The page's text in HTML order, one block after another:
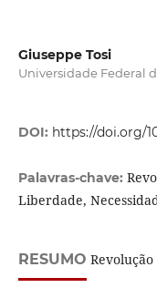
Giuseppe Tosi
Universidade Federal
DOI: https://doi.org/
Palavras-chave:
Liberdade,
RESUMO